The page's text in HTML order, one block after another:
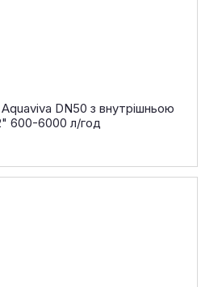
DN50 з внутрішньою
600-6000 л/год